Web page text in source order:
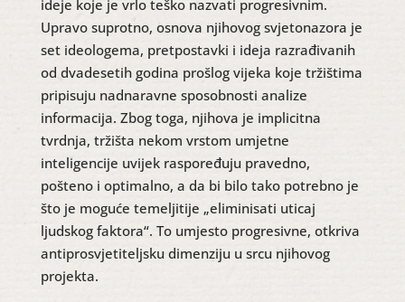
ideje koje je vrlo teško nazvati progresivnim.
Upravo suprotno, osnova njihovog svjetonazora je
set ideologema, pretpostavki i ideja razrađivanih
od dvadesetih godina prošlog vijeka koje tržištima
pripisuju nadnaravne sposobnosti analize
informacija. Zbog toga, njihova je implicitna
tvrdnja, tržišta nekom vrstom umjetne
inteligencije uvijek raspoređuju pravedno,
pošteno i optimalno, a da bi bilo tako potrebno je
što je moguće temeljitije „eliminisati uticaj
ljudskog faktora“. To umjesto progresivne, otkriva
antiprosvjetiteljsku dimenziju u srcu njihovog
projekta.